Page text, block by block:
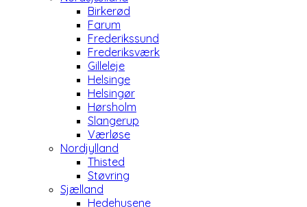
Birkerød
Farum
Frederikssund
Frederiksværk
Gilleleje
Helsinge
Helsingør
Hørsholm
Slangerup
Værløse
Nordjylland
Thisted
Støvring
Sjælland
Hedehusene